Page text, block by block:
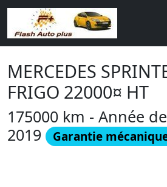
MERCEDES
FRIGO 22000¤ HT
175000 km - Année
2019
Garantie